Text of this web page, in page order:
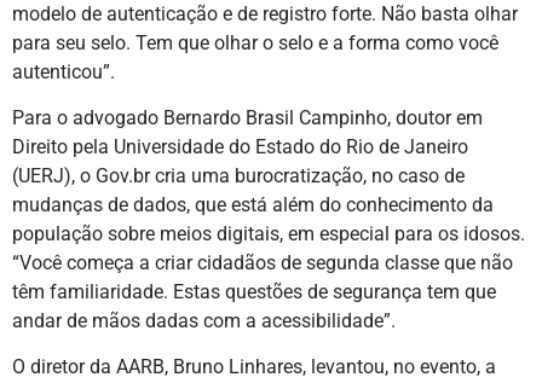
modelo de autenticação e de registro forte. Não basta olhar
para seu selo. Tem que olhar o selo e a forma como você
autenticou”.
Para o advogado Bernardo Brasil Campinho, doutor em
Direito pela Universidade do Estado do Rio de Janeiro
(UERJ), o Gov.br cria uma burocratização, no caso de
mudanças de dados, que está além do conhecimento da
população sobre meios digitais, em especial para os idosos.
“Você começa a criar cidadãos de segunda classe que não
têm familiaridade. Estas questões de segurança tem que
andar de mãos dadas com a acessibilidade”.
O diretor da AARB, Bruno Linhares, levantou, no evento, a